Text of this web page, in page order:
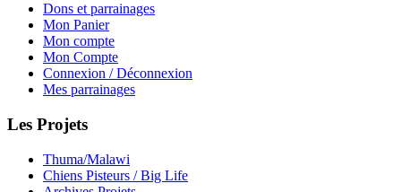
Dons et parrainages
Mon Panier
Mon compte
Mon Compte
Connexion / Déconnexion
Mes parrainages
Les Projets
Thuma/Malawi
Chiens Pisteurs / Big Life